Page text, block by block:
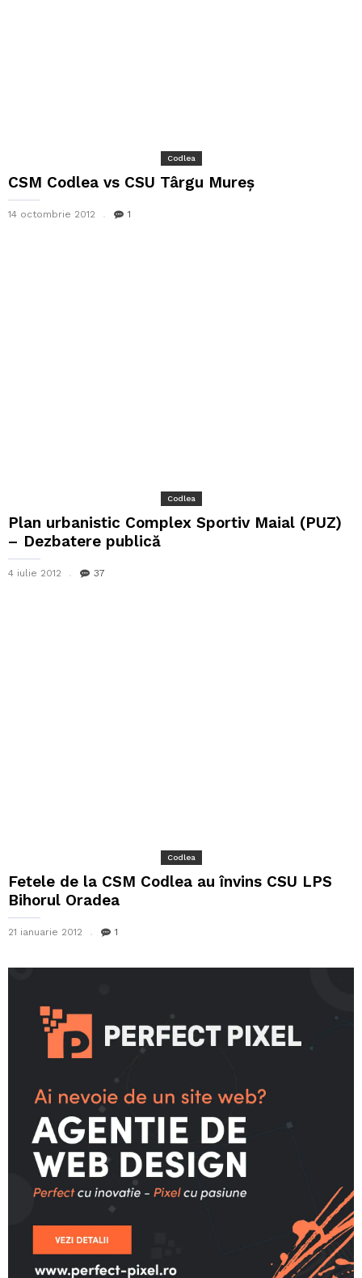
Codlea
CSM Codlea vs CSU Târgu Mureș
14 octombrie 2012 1
Codlea
Plan urbanistic Complex Sportiv Maial (PUZ)
– Dezbatere publică
4 iulie 2012 37
Codlea
Fetele de la CSM Codlea au învins CSU LPS
Bihorul Oradea
21 ianuarie 2012 1